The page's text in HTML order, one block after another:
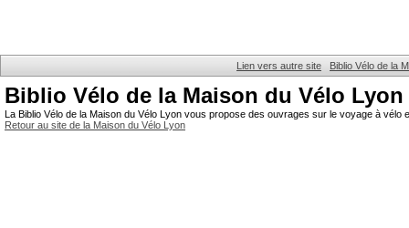
Lien vers autre site Biblio Vélo de la
Biblio Vélo de la Maison du Vélo Lyon
La Biblio Vélo de la Maison du Vélo Lyon vous propose des ouvrages sur le voyage à
Retour au site de la Maison du Vélo Lyon